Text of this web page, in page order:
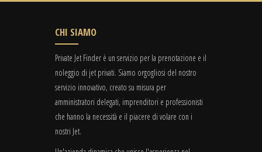
CHI SIAMO
Private Jet Finder è un servizio per la prenotazione e il
noleggio di jet privati. Siamo orgogliosi del nostro
servizio innovativo, creato su misura per
amministratori delegati, imprenditori e professionisti
che hanno la necessità e il piacere di volare con i
nostri Jet.